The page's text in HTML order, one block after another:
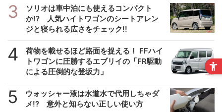
3
ソリオは車中泊にも使えるコンパクト
か!? 人気ハイトワゴンのシートアレン
ジと寝られる広さをチェック!!
4
荷物を載せるほど路面を捉える！ FFハイ
トワゴンに圧勝するエブリイの「FR駆動
による圧倒的な登坂力」
5
ウォッシャー液は水道水で代用しちゃダ
メ!? 意外と知らない正しい使い方